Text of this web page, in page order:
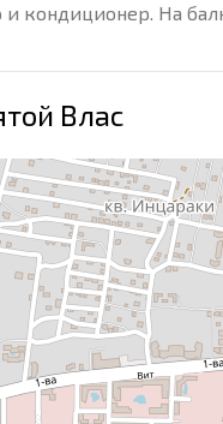
кондиционер. На
Влас